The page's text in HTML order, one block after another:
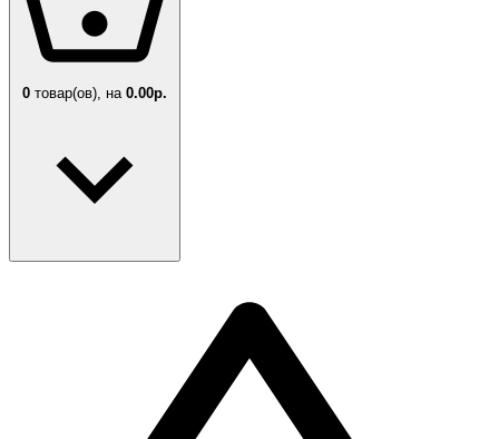
0 товар(ов), на 0.00р.